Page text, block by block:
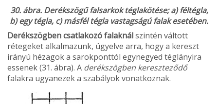
30. ábra. Derékszögű falsarkok téglakötése; a) féltégla,
b) egy tégla, c) másfél tégla vastagságú falak esetében.
Derékszögben csatlakozó falaknálszintén vál­tott
rétegeket alkalmazunk, ügyelve arra, hogy a kereszt
irányú hézagok a sarokponttól egynegyed téglányira
essenek (31. ábra). A derékszögben ke­reszteződő
falakra ugyanezek a szabályok vonat­koznak.